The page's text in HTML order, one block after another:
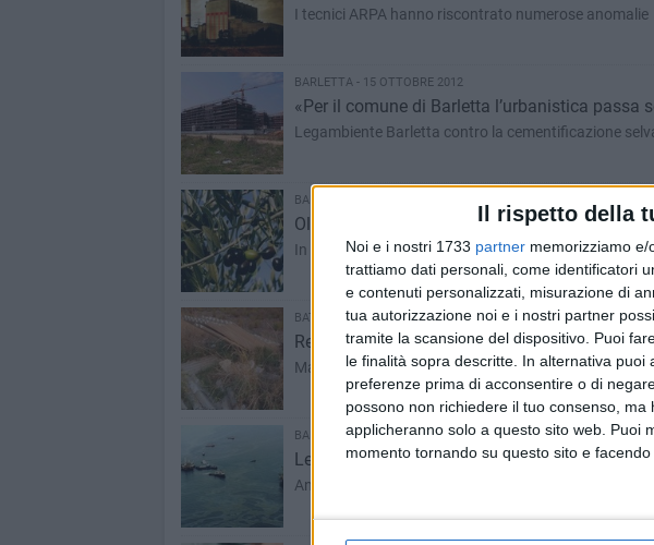
Il rispetto della
Noi e i nostri 1733 partner memorizziamo
trattiamo dati personali, come identificatori
e contenuti personalizzati, misurazione di
tua autorizzazione noi e i nostri partner
tramite la scansione del dispositivo. Puoi
le finalità sopra descritte. In alternativa
preferenze prima di acconsentire o di
possono non richiedere il tuo consenso,
applicheranno solo a questo sito web. Puoi
momento tornando su questo sito e
I tecnici ARPA hanno riscontrato numerose anomalie
BARLETTA - 15 OTTOBRE 2012
«Per il comune di Barletta l’urbanistica passa
Legambiente Barletta contro la cementificazione
BARLETTA - 14 OTTOBRE 2012
Olio d'oliva, produzione in calo nel 2012/2013
In aumento però la qualità dei prodotti
BAT - 7 OTTOBRE 2012
Reati ambientali, la Bat terza Provincia per
Mare e coste, i casi più denunciati sono Boccadoro
BARLETTA - 7 OTTOBRE 2012
Legambient​e dice no al petrolio nelle Tremiti
Anche la sezione di Barletta si unisce alla campagna